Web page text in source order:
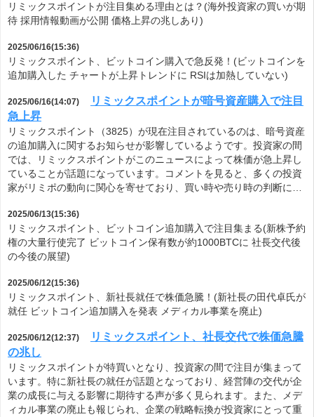
リミックスポイントが注目集める理由とは？(海外投資家の買いが期
待 採用情報動画が公開 価格上昇の兆しあり)
2025/06/16(15:36)
リミックスポイント、ビットコイン購入で急反発！(ビットコインを
追加購入した チャートが上昇トレンドに RSIは加熱していない)
2025/06/16(14:07)
リミックスポイントが暗号資産購入で注目
急上昇
リミックスポイント（3825）が現在注目されているのは、暗号資産
の追加購入に関するお知らせが影響しているようです。投資家の間
では、リミックスポイントがこのニュースによって株価が急上昇し
ていることが話題になっています。コメントを見ると、多くの投資
家がリミポの動向に関心を寄せており、買い時や売り時の判断に…
2025/06/13(15:36)
リミックスポイント、ビットコイン追加購入で注目集まる(新株予約
権の大量行使完了 ビットコイン保有数が約1000BTCに 社長交代後
の今後の展望)
2025/06/12(15:36)
リミックスポイント、新社長就任で株価急騰！(新社長の田代卓氏が
就任 ビットコイン追加購入を発表 メディカル事業を廃止)
2025/06/12(12:37)
リミックスポイント、社長交代で株価急騰
の兆し
リミックスポイントが特買いとなり、投資家の間で注目が集まって
います。特に新社長の就任が話題となっており、経営陣の交代が企
業の成長に与える影響に期待する声が多く見られます。また、メデ
ィカル事業の廃止も報じられ、企業の戦略転換が投資家にとって重